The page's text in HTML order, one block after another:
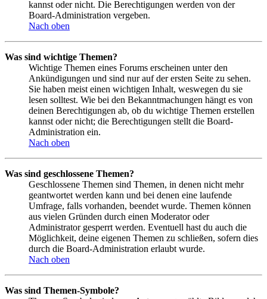
kannst oder nicht. Die Berechtigungen werden von der
Board-Administration vergeben.
Nach oben
Was sind wichtige Themen?
Wichtige Themen eines Forums erscheinen unter den
Ankündigungen und sind nur auf der ersten Seite zu sehen.
Sie haben meist einen wichtigen Inhalt, weswegen du sie
lesen solltest. Wie bei den Bekanntmachungen hängt es von
deinen Berechtigungen ab, ob du wichtige Themen erstellen
kannst oder nicht; die Berechtigungen stellt die Board-
Administration ein.
Nach oben
Was sind geschlossene Themen?
Geschlossene Themen sind Themen, in denen nicht mehr
geantwortet werden kann und bei denen eine laufende
Umfrage, falls vorhanden, beendet wurde. Themen können
aus vielen Gründen durch einen Moderator oder
Administrator gesperrt werden. Eventuell hast du auch die
Möglichkeit, deine eigenen Themen zu schließen, sofern dies
durch die Board-Administration erlaubt wurde.
Nach oben
Was sind Themen-Symbole?